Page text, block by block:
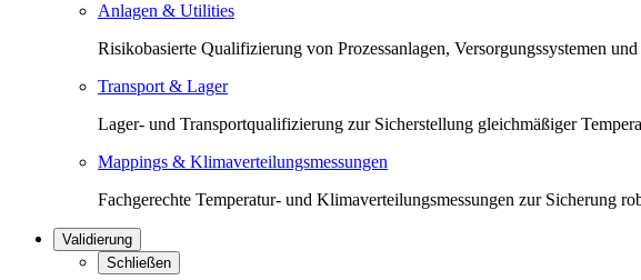
Anlagen & Utilities
Risikobasierte Qualifizierung von Prozessanlagen, Versorgungssystemen
Transport & Lager
Lager- und Transportqualifizierung zur Sicherstellung gleichmäßiger
Mappings & Klimaverteilungsmessungen
Fachgerechte Temperatur- und Klimaverteilungsmessungen zur Sicherung
Validierung
Schließen